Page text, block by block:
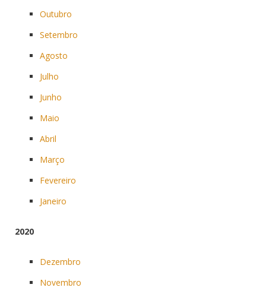
Outubro
Setembro
Agosto
Julho
Junho
Maio
Abril
Março
Fevereiro
Janeiro
2020
Dezembro
Novembro